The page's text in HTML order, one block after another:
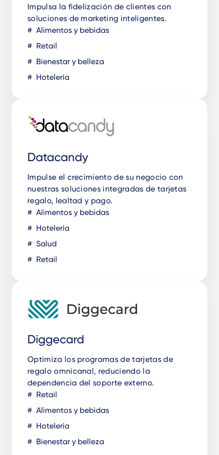
Impulsa la fidelización de clientes con
soluciones de marketing inteligentes.
Alimentos y bebidas
Retail
Bienestar y belleza
Hotelería
Datacandy
Impulse el crecimiento de su negocio con
nuestras soluciones integradas de tarjetas
regalo, lealtad y pago.
Alimentos y bebidas
Hotelería
Salud
Retail
Diggecard
Optimiza los programas de tarjetas de
regalo omnicanal, reduciendo la
dependencia del soporte externo.
Retail
Alimentos y bebidas
Hotelería
Bienestar y belleza